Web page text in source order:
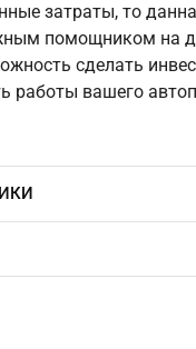
затраты, то
помощником на
сделать
работы вашего